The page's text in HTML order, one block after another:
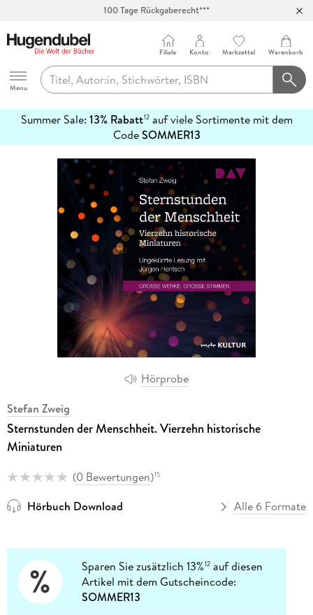
100 Tage Rückgaberecht***
Hugendubel
Menu
Filiale Konto Merkzettel Warenkorb
Summer Sale: 13% Rabatt12auf viele Sortimente mit dem
CodeSOMMER13
erfahren
Hörprobe
Stefan Zweig
Sternstunden der Menschheit. Vierzehn historische
Miniaturen
(0 Bewertungen)15
Hörbuch Download Alle 6 Formate
Sparen Sie zusätzlich 13%12 auf diesen
Artikel mit dem Gutscheincode:
SOMMER13